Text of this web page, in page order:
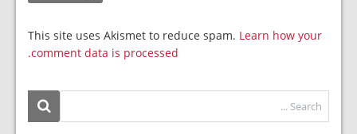
This site uses Akismet to reduce spam. Learn how your
comment data is processed.